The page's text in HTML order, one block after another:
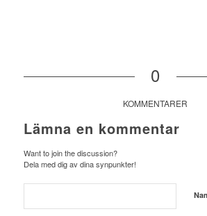
0
KOMMENTARER
Lämna en kommentar
Want to join the discussion?
Dela med dig av dina synpunkter!